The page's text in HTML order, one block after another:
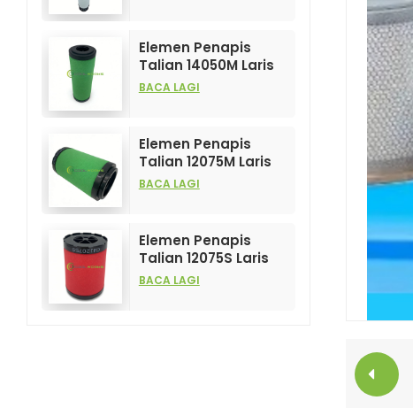
Mampatan Udara
Elemen Penapis
Talian 14050M Laris
Dijual dan
Mampatan Udara
BACA LAGI
Elemen Penapis
Talian 12075M Laris
Dijual dan
Mampatan Udara
BACA LAGI
Elemen Penapis
Talian 12075S Laris
dan Berprestasi
BACA LAGI